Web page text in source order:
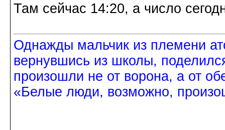
Там сейчас 14:20, а число
Однажды мальчик из племени
вернувшись из школы,
произошли не от ворона, а от
«Белые люди, возможно,